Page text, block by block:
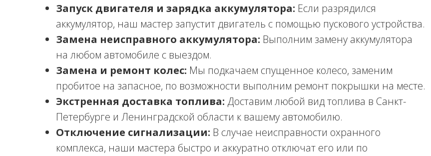
Запуск двигателя и зарядка аккумулятора: Если разрядился
аккумулятор, наш мастер запустит двигатель с помощью пускового устройства.
Замена неисправного аккумулятора: Выполним замену аккумулятора
на любом автомобиле с выездом.
Замена и ремонт колес: Мы подкачаем спущенное колесо, заменим
пробитое на запасное, по возможности выполним ремонт покрышки на месте.
Экстренная доставка топлива: Доставим любой вид топлива в Санкт-
Петербурге и Ленинградской области к вашему автомобилю.
Отключение сигнализации: В случае неисправности охранного
комплекса, наши мастера быстро и аккуратно отключат его или по